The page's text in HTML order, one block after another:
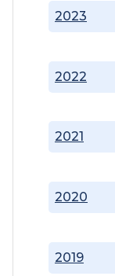
2019
2020
2021
2022
2023